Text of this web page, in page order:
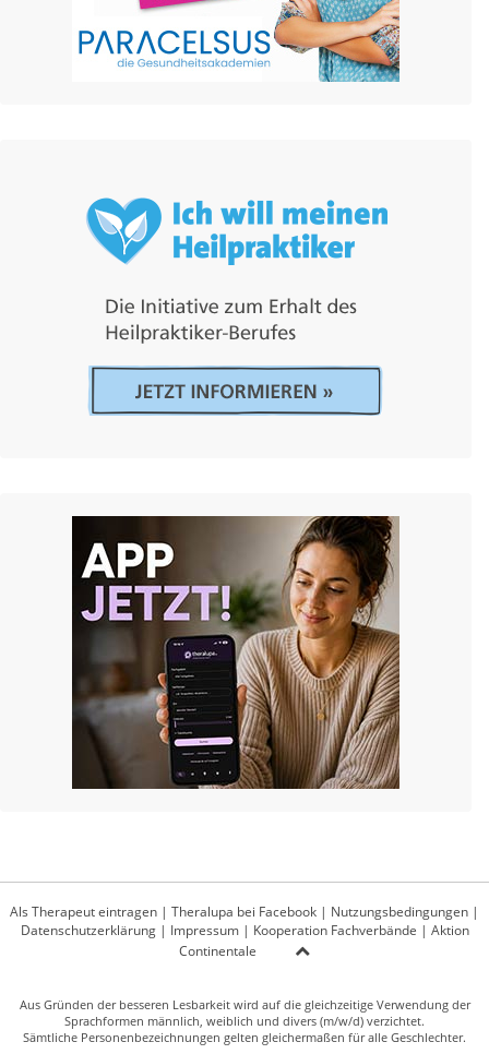
Als Therapeut eintragen | Theralupa bei Facebook | Nutzungsbedingungen |
Datenschutzerklärung| Impressum| Kooperation Fachverbände | Aktion
Continentale
Aus Gründen der besseren Lesbarkeit wird auf die gleichzeitige Verwendung der
Sprachformen männlich, weiblich und divers (m/w/d) verzichtet.
Sämtliche Personenbezeichnungen gelten gleichermaßen für alle Geschlechter.